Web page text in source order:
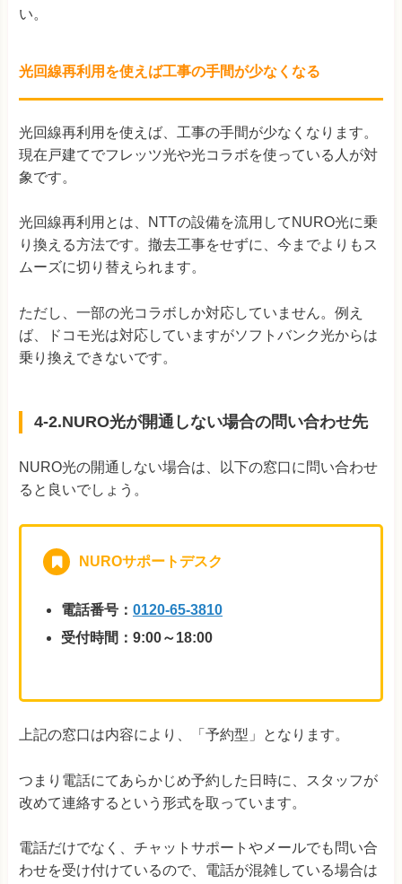
い。
光回線再利用を使えば工事の手間が少なくなる
光回線再利用を使えば、工事の手間が少なくなります。
現在戸建てでフレッツ光や光コラボを使っている人が対
象です。
光回線再利用とは、NTTの設備を流用してNURO光に乗
り換える方法です。撤去工事をせずに、今までよりもス
ムーズに切り替えられます。
ただし、一部の光コラボしか対応していません。例え
ば、ドコモ光は対応していますがソフトバンク光からは
乗り換えできないです。
4-2.NURO光が開通しない場合の問い合わせ先
NURO光の開通しない場合は、以下の窓口に問い合わせ
ると良いでしょう。
NUROサポートデスク
電話番号： 0120-65-3810
受付時間：9:00～18:00
上記の窓口は内容により、「予約型」となります。
つまり電話にてあらかじめ予約した日時に、スタッフが
改めて連絡するという形式を取っています。
電話だけでなく、チャットサポートやメールでも問い合
わせを受け付けているので、電話が混雑している場合は